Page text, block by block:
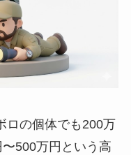
ロの個体でも200万
500万円という高